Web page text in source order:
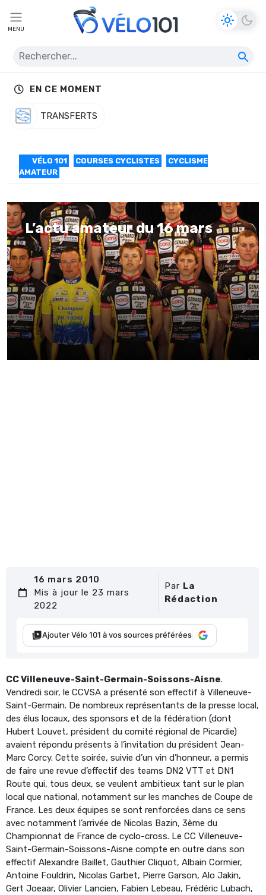
MENU
EN CE MOMENT
TRANSFERTS
VÉLO 101 COURSES CYCLISTES
CYCLISME
AMATEUR
L’actu amateur du 16 mars
16 mars 2010
Mis à jour le 23 mars
2022
Par La
Rédaction
Ajouter Vélo 101 à vos sources préférées
CC Villeneuve-Saint-Germain-Soissons-Aisne.
Vendredi soir, le CCVSA a présenté son effectif à Villeneuve-
Saint-Germain. De nombreux représentants de la presse local,
des élus locaux, des sponsors et de la fédération (dont
Hubert Louvet, président du comité régional de Picardie)
avaient répondu présents à l’invitation du président Jean-
Marc Corcy. Cette soirée, suivie d’un vin d’honneur, a permis
de faire une revue d’effectif des teams DN2 VTT et DN1
Route qui, tous deux, se veulent ambitieux tant sur le plan
local que national, notamment sur les manches de Coupe de
France. Les deux équipes se sont renforcées dans ce sens
avec notamment l’arrivée de Nicolas Bazin, 3ème du
Championnat de France de cyclo-cross. Le CC Villeneuve-
Saint-Germain-Soissons-Aisne compte en outre dans son
effectif Alexandre Baillet, Gauthier Cliquot, Albain Cormier,
Antoine Fouldrin, Nicolas Garbet, Pierre Garson, Alo Jakin,
Gert Joeaar, Olivier Lancien, Fabien Lebeau, Frédéric Lubach,